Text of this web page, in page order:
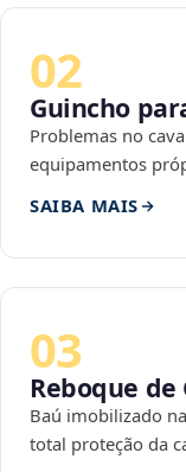
02
Guincho
Problemas no
equipamentos
SAIBA MAIS
03
Reboque
Baú imobilizado
total proteção da